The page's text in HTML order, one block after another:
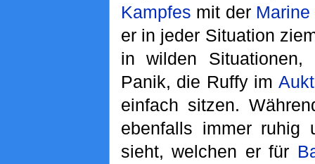
Kampfes mit der Marine
er in jeder Situation
in wilden Situationen,
Panik, die Ruffy im
einfach sitzen.
ebenfalls immer
sieht, welchen er für